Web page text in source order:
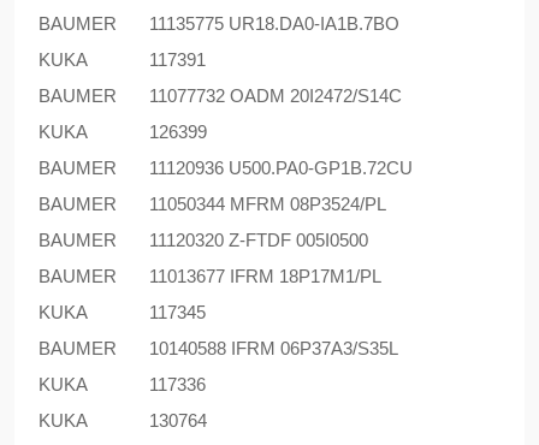
BAUMER
11135775 UR18.DA0-IA1B.7BO
KUKA
117391
BAUMER
11077732 OADM 20I2472/S14C
KUKA
126399
BAUMER
11120936 U500.PA0-GP1B.72CU
BAUMER
11050344 MFRM 08P3524/PL
BAUMER
11120320 Z-FTDF 005I0500
BAUMER
11013677 IFRM 18P17M1/PL
KUKA
117345
BAUMER
10140588 IFRM 06P37A3/S35L
KUKA
117336
KUKA
130764